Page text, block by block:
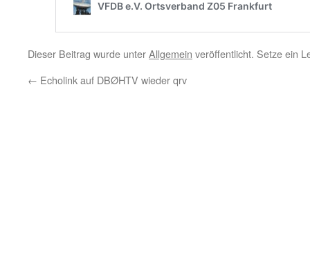
Dieser Beitrag wurde unterAllgemein veröffentlicht. Setze ein
← Echolink auf DBØHTV wieder qrv